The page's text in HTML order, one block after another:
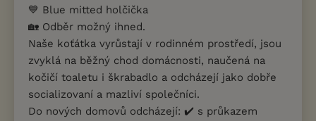
💙 Blue mitted holčička
🏡 Odběr možný ihned.
Naše koťátka vyrůstají v rodinném prostředí, jsou
zvyklá na běžný chod domácnosti, naučená na
kočičí toaletu i škrabadlo a odcházejí jako dobře
socializovaní a mazliví společníci.
Do nových domovů odcházejí: ✔️ s průkazem